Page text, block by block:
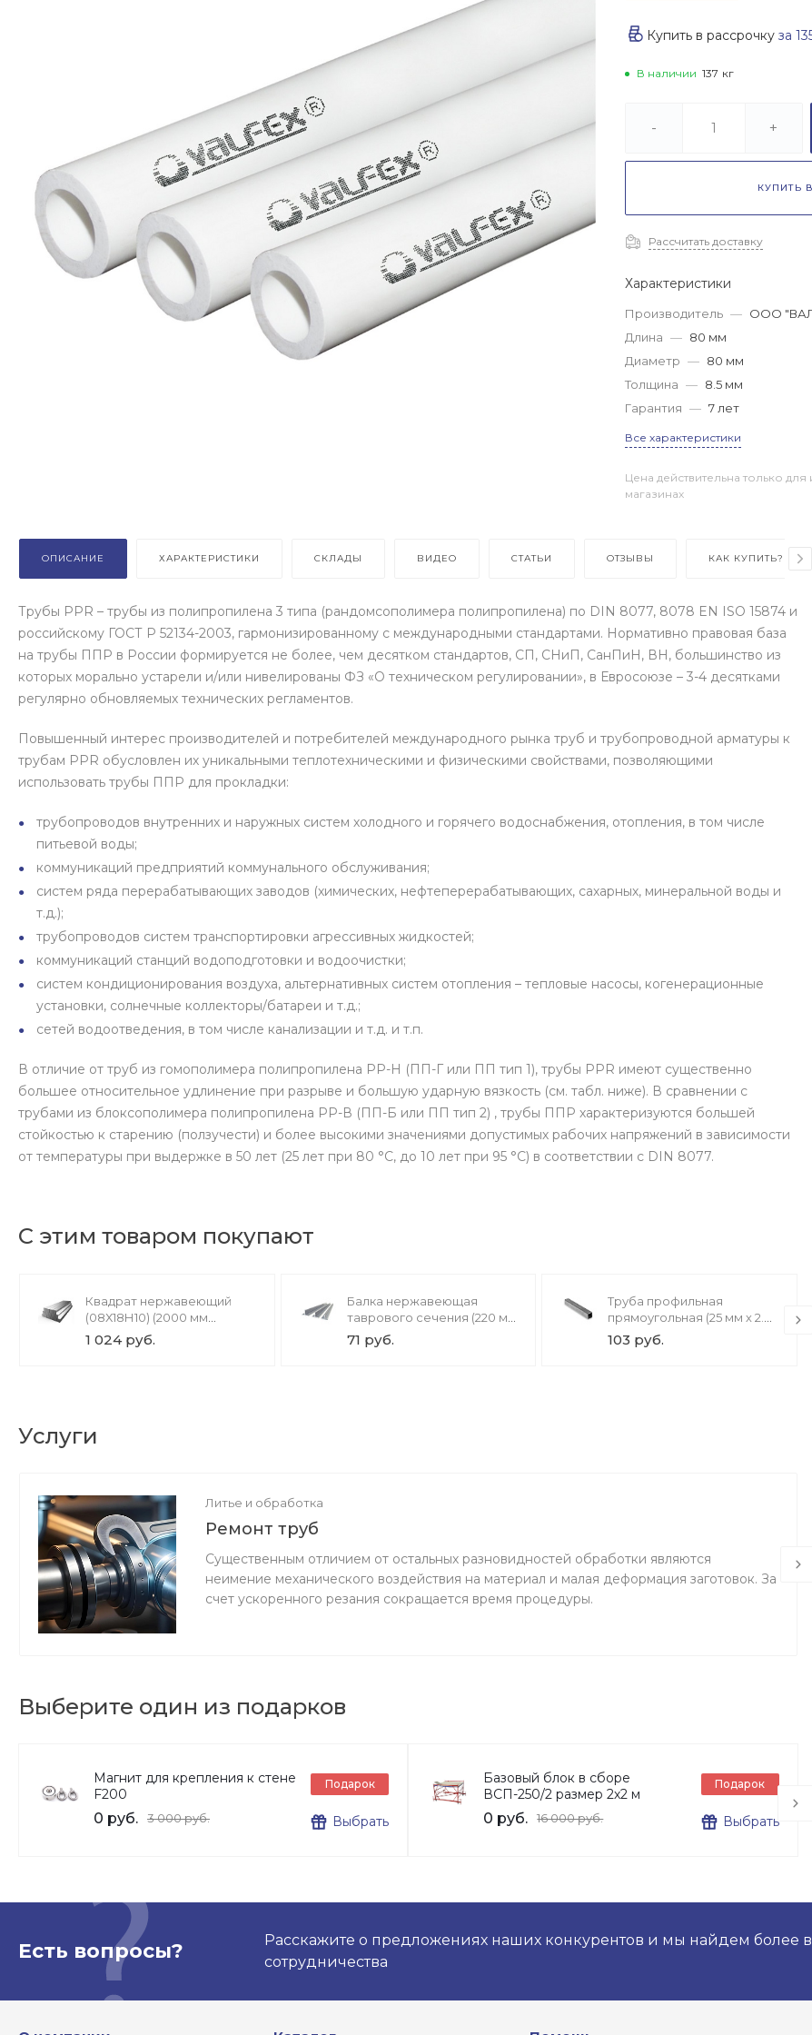
Купить в рассрочку за
В наличии 137 кг
- +
КУПИТЬ
Рассчитать доставку
Характеристики
Производитель — ООО
Длина — 80 мм
Диаметр — 80 мм
Толщина — 8.5 мм
Гарантия — 7 лет
Все характеристики
Цена действительна только
магазинах
ОПИСАНИЕ ХАРАКТЕРИСТИКИ СКЛАДЫ ВИДЕО СТАТЬИ ОТЗЫВЫ КАК КУПИТЬ?
Трубы PPR – трубы из полипропилена 3 типа (рандомсополимера полипропилена) по DIN 8077, 8078 EN ISO 15874 и
российскому ГОСТ Р 52134-2003, гармонизированному с международными стандартами. Нормативно правовая база
на трубы ППР в России формируется не более, чем десятком стандартов, СП, СНиП, СанПиН, ВН, большинство из
которых морально устарели и/или нивелированы ФЗ «О техническом регулировании», в Евросоюзе – 3-4 десятками
регулярно обновляемых технических регламентов.
Повышенный интерес производителей и потребителей международного рынка труб и трубопроводной арматуры к
трубам PPR обусловлен их уникальными теплотехническими и физическими свойствами, позволяющими
использовать трубы ППР для прокладки:
трубопроводов внутренних и наружных систем холодного и горячего водоснабжения, отопления, в том числе
питьевой воды;
коммуникаций предприятий коммунального обслуживания;
систем ряда перерабатывающих заводов (химических, нефтеперерабатывающих, сахарных, минеральной воды и
т.д.);
трубопроводов систем транспортировки агрессивных жидкостей;
коммуникаций станций водоподготовки и водоочистки;
систем кондиционирования воздуха, альтернативных систем отопления – тепловые насосы, когенерационные
установки, солнечные коллекторы/батареи и т.д.;
сетей водоотведения, в том числе канализации и т.д. и т.п.
В отличие от труб из гомополимера полипропилена РР-Н (ПП-Г или ПП тип 1), трубы PPR имеют существенно
большее относительное удлинение при разрыве и большую ударную вязкость (см. табл. ниже). В сравнении с
трубами из блоксополимера полипропилена РР-В (ПП-Б или ПП тип 2) , трубы ППР характеризуются большей
стойкостью к старению (ползучести) и более высокими значениями допустимых рабочих напряжений в зависимости
от температуры при выдержке в 50 лет (25 лет при 80 °C, до 10 лет при 95 °С) в соответствии с DIN 8077.
С этим товаром покупают
Квадрат нержавеющий
(08Х18Н10) (2000 мм
100x100 мм)
1 024 руб.
Балка нержавеющая
таврового сечения (220 мм
х 7000 мм х 200 мм)
71 руб.
Труба профильная
прямоугольная (25 мм х 2.5
мм х 40 мм)
103 руб.
Услуги
Литье и обработка
Ремонт труб
Существенным отличием от остальных разновидностей обработки являются
неимение механического воздействия на материал и малая деформация заготовок. За
счет ускоренного резания сокращается время процедуры.
Выберите один из подарков
Магнит для крепления к стене
F200
0 руб. 3 000 руб.
Подарок
Выбрать
Базовый блок в сборе
ВСП-250/2 размер 2х2 м
0 руб. 16 000 руб.
Подарок
Выбрать
Есть вопросы?
Расскажите о предложениях наших конкурентов и мы найдем более
сотрудничества